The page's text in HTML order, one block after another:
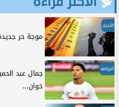
الأخبار
موجة حر جديدة تضرب 8
الرياضة
جمال عبد
خوان...